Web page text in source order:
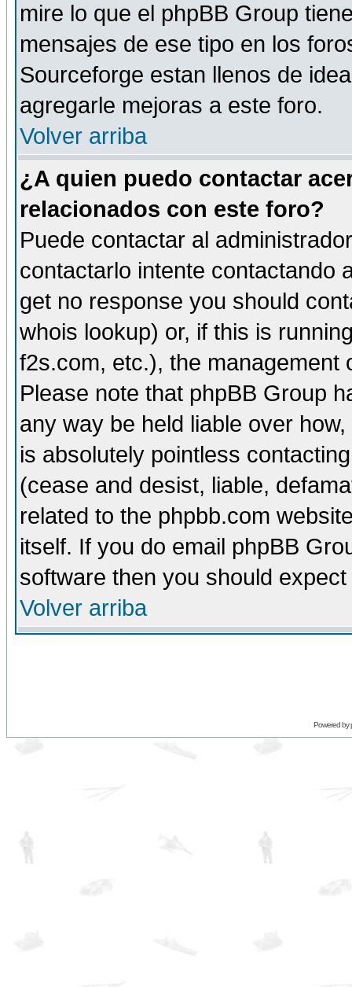
mire lo que el phpBB Group
mensajes de ese tipo en los
Sourceforge estan llenos de
agregarle mejoras a este foro.
Volver arriba
¿A quien puedo contactar
relacionados con este foro?
Puede contactar al
contactarlo intente contactando
get no response you should
whois lookup) or, if this is
f2s.com, etc.), the management
Please note that phpBB Group
any way be held liable over
is absolutely pointless
(cease and desist, liable,
related to the phpbb.com
itself. If you do email phpBB
software then you should
Volver arriba
Powered by